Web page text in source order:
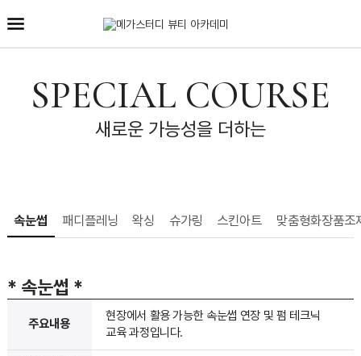
SPECIAL COURSE
새로운 가능성을 더하는
속눈썹 패디플레닝 왁싱 슈가링 스킨아트 맞춤형화장품조
* 속눈썹 *
주요내용
현장에서 활용 가능한 속눈썹 연장 및 펌 테크닉
교육 과정입니다.